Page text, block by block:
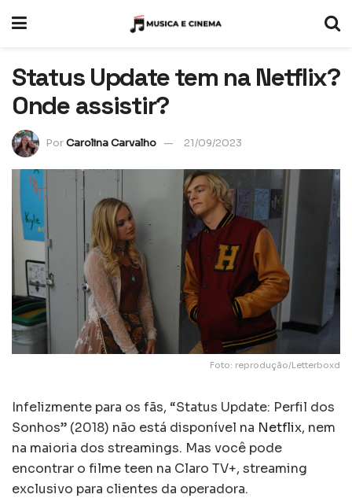
Status Update tem na Netflix?
Onde assistir?
PorCarolina Carvalho 21/09/2023
Foto: reprodução/Letterboxd
Infelizmente para os fãs, “Status Update: Perfil dos
Sonhos” (2018) não está disponível na Netflix, nem
na maioria dos streamings. Mas você pode
encontrar o filme teen na Claro TV+, streaming
exclusivo para clientes da operadora.